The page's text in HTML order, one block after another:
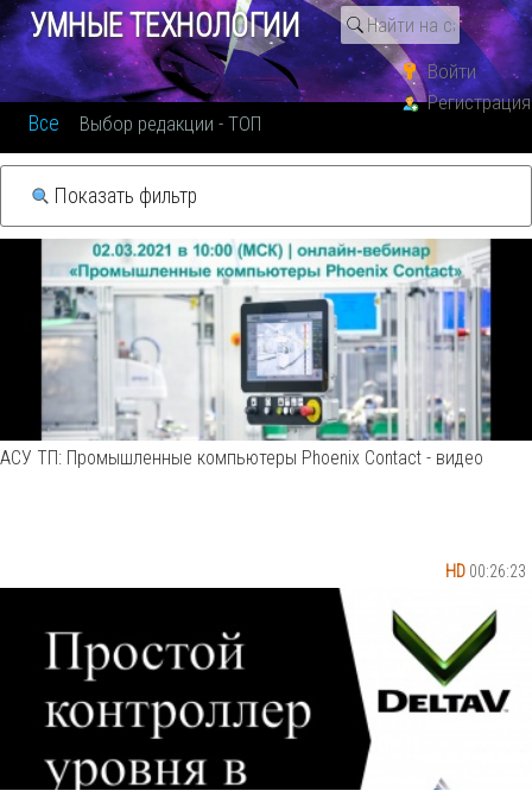
УМНЫЕ ТЕХНОЛОГИИ
Войти
Регистрация
Подписаться
Контроллеры, плк, актуаторы - всё видео
Все Выбор редакции - ТОП
Показать фильтр
HD 00:26:23
АСУ ТП: Промышленные компьютеры Phoenix Contact - видео